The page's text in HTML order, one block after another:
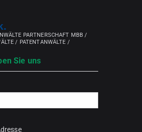
PARTNERSCHAFT MBB /
/ PATENTANWÄLTE /
Sie uns